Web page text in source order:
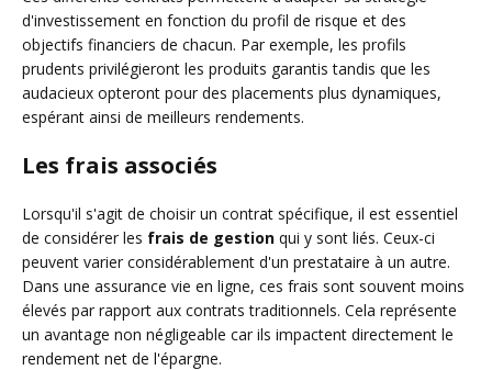
d'investissement en fonction du profil de risque et des
objectifs financiers de chacun. Par exemple, les profils
prudents privilégieront les produits garantis tandis que les
audacieux opteront pour des placements plus dynamiques,
espérant ainsi de meilleurs rendements.
Les frais associés
Lorsqu'il s'agit de choisir un contrat spécifique, il est essentiel
de considérer les frais de gestion qui y sont liés. Ceux-ci
peuvent varier considérablement d'un prestataire à un autre.
Dans une assurance vie en ligne, ces frais sont souvent moins
élevés par rapport aux contrats traditionnels. Cela représente
un avantage non négligeable car ils impactent directement le
rendement net de l'épargne.